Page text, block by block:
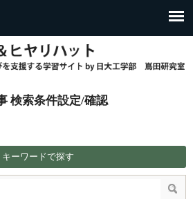
検索条件設定/確認
キーワードで探す